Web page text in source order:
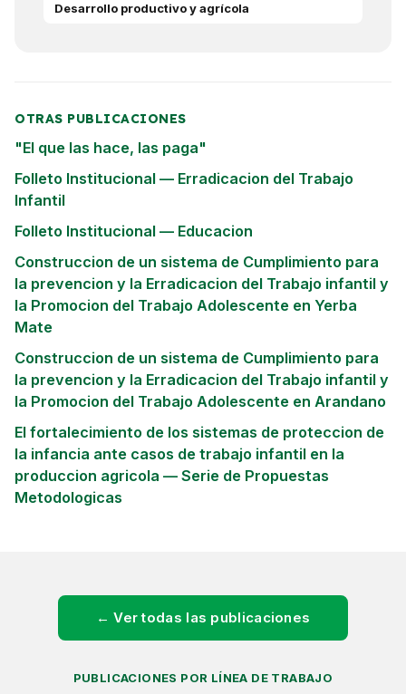
Desarrollo productivo y agrícola
OTRAS PUBLICACIONES
"El que las hace, las paga"
Folleto Institucional — Erradicacion del Trabajo
Infantil
Folleto Institucional — Educacion
Construccion de un sistema de Cumplimiento para
la prevencion y la Erradicacion del Trabajo infantil y
la Promocion del Trabajo Adolescente en Yerba
Mate
Construccion de un sistema de Cumplimiento para
la prevencion y la Erradicacion del Trabajo infantil y
la Promocion del Trabajo Adolescente en Arandano
El fortalecimiento de los sistemas de proteccion de
la infancia ante casos de trabajo infantil en la
produccion agricola — Serie de Propuestas
Metodologicas
← Ver todas las publicaciones
PUBLICACIONES POR LÍNEA DE TRABAJO